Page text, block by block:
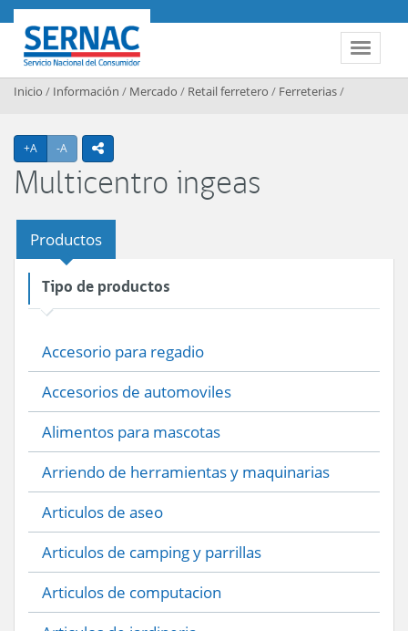
Contenido principal
Toggle
SERNAC
Inicio / Información / Mercado / Retail ferretero / Ferreterias/
+A Agrandar texto
-A Achicar textoicono compartir
Multicentro ingeas
Productos
Tipo de productos
Accesorio para regadio
Accesorios de automoviles
Alimentos para mascotas
Arriendo de herramientas y maquinarias
Articulos de aseo
Articulos de camping y parrillas
Articulos de computacion